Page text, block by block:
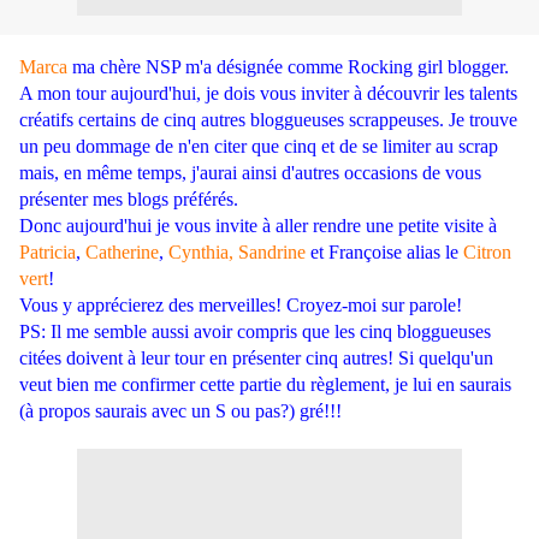
Marca ma chère NSP m'a désignée comme Rocking girl blogger.
A mon tour aujourd'hui, je dois vous inviter à découvrir les talents
créatifs certains de cinq autres bloggueuses scrappeuses. Je trouve
un peu dommage de n'en citer que cinq et de se limiter au scrap
mais, en même temps, j'aurai ainsi d'autres occasions de vous
présenter mes blogs préférés.
Donc aujourd'hui je vous invite à aller rendre une petite visite à
Patricia, Catherine, Cynthia, Sandrine et Françoise alias le Citron
vert!
Vous y apprécierez des merveilles! Croyez-moi sur parole!
PS: Il me semble aussi avoir compris que les cinq bloggueuses
citées doivent à leur tour en présenter cinq autres! Si quelqu'un
veut bien me confirmer cette partie du règlement, je lui en saurais
(à propos saurais avec un S ou pas?) gré!!!